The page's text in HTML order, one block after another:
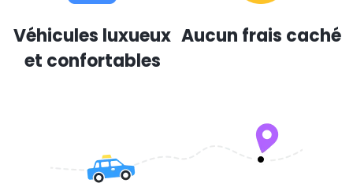
Véhicules luxueux
et confortables
Aucun frais caché